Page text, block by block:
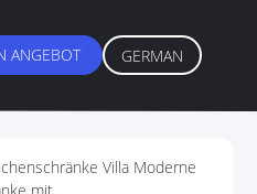
ANGEBOT GERMAN
Villa Moderne